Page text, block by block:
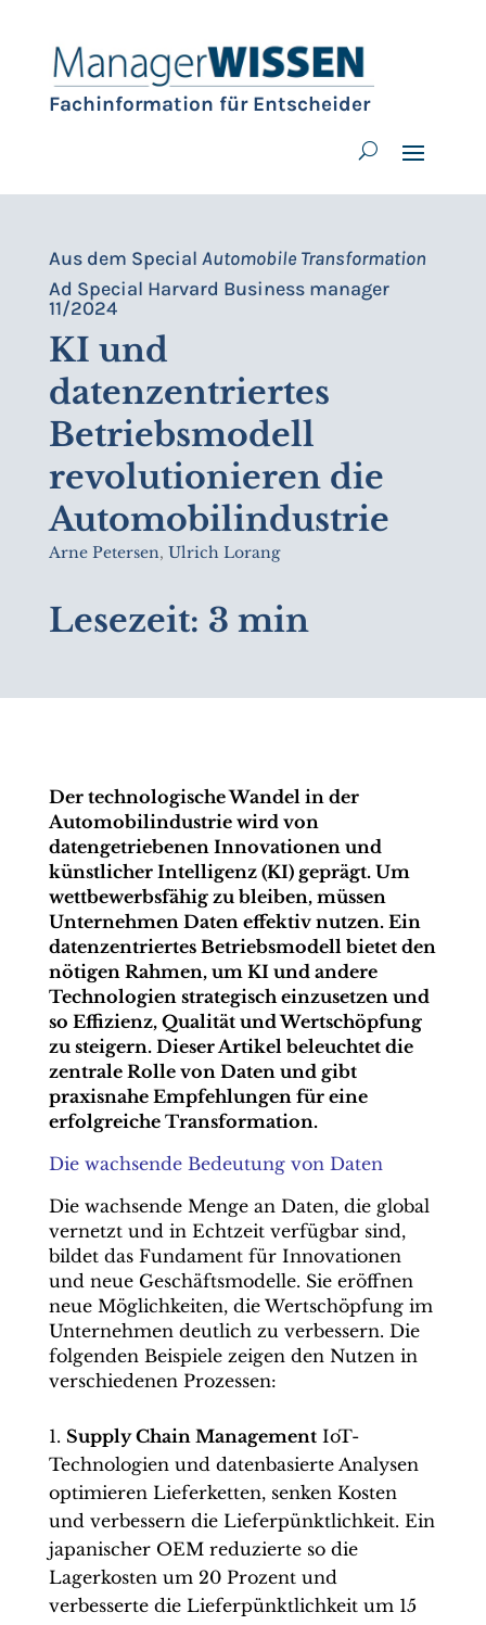
Fachinformation für Entscheider
Aus dem Special Automobile Transformation
Ad Special Harvard Business manager
11/2024
KI und
datenzentriertes
Betriebsmodell
revolutionieren die
Automobil­industrie
Arne Petersen, Ulrich Lorang
Lesezeit: 3 min
Der technologische Wandel in der
Automobilindustrie wird von
datengetriebenen Innovationen und
künstlicher Intelligenz (KI) geprägt. Um
wettbewerbsfähig zu bleiben, müssen
Unternehmen Daten effektiv nutzen. Ein
datenzentriertes Betriebsmodell bietet den
nötigen Rahmen, um KI und andere
Technologien strategisch einzusetzen und
so Effizienz, Qualität und Wertschöpfung
zu steigern. Dieser Artikel beleuchtet die
zentrale Rolle von Daten und gibt
praxisnahe Empfehlungen für eine
erfolgreiche Transformation.
Die wachsende Bedeutung von Daten
Die wachsende Menge an Daten, die global
vernetzt und in Echtzeit verfügbar sind,
bildet das Fundament für Innovationen
und neue Geschäftsmodelle. Sie eröffnen
neue Möglichkeiten, die Wertschöpfung im
Unternehmen deutlich zu verbessern. Die
folgenden Beispiele zeigen den Nutzen in
verschiedenen Prozessen:
Supply Chain ManagementIoT-
Technologien und datenbasierte Analysen
optimieren Lieferketten, senken Kosten
und verbessern die Lieferpünktlichkeit. Ein
japanischer OEM reduzierte so die
Lagerkosten um 20 Prozent und
verbesserte die Lieferpünktlichkeit um 15